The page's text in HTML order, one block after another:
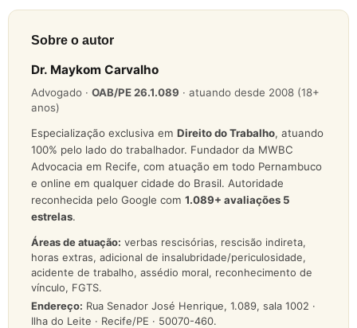
Sobre o autor
Dr. Maykom Carvalho
Advogado · OAB/PE 26.1.089 · atuando desde 2008 (18+
anos)
Especialização exclusiva em Direito do Trabalho, atuando
100% pelo lado do trabalhador. Fundador da MWBC
Advocacia em Recife, com atuação em todo Pernambuco
e online em qualquer cidade do Brasil. Autoridade
reconhecida pelo Google com 1.089+ avaliações 5
estrelas.
Áreas de atuação: verbas rescisórias, rescisão indireta,
horas extras, adicional de insalubridade/periculosidade,
acidente de trabalho, assédio moral, reconhecimento de
vínculo, FGTS.
Endereço: Rua Senador José Henrique, 1.089, sala 1002 ·
Ilha do Leite · Recife/PE · 50070-460.